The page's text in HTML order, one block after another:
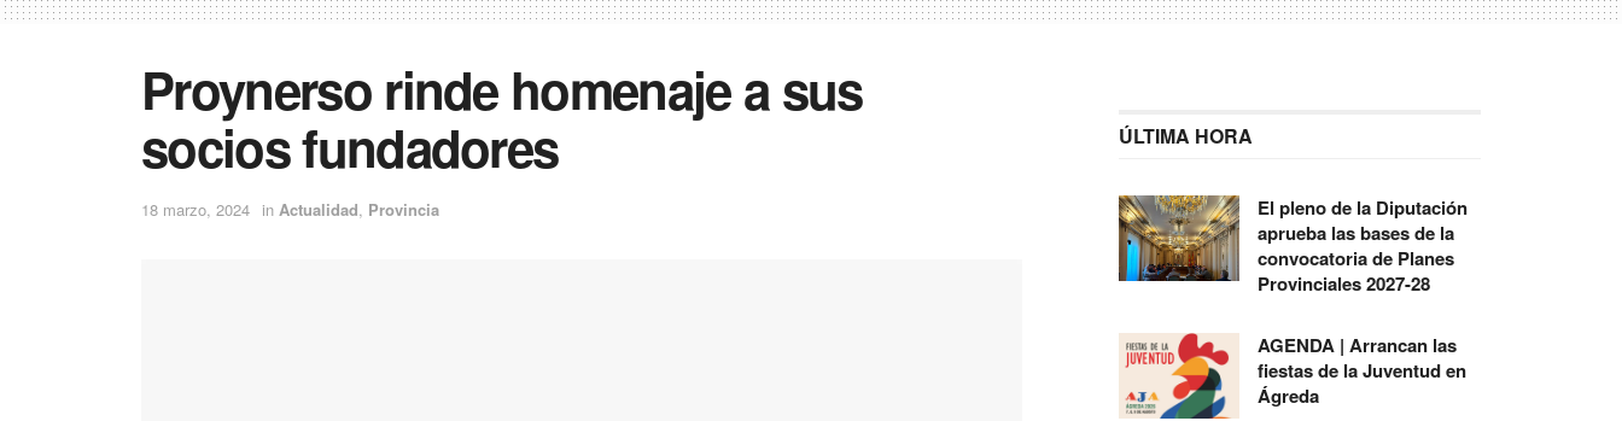
Proynerso rinde homenaje a sus
socios fundadores
18 marzo, 2024 in Actualidad, Provincia
ÚLTIMA HORA
El pleno de la Diputación
aprueba las bases de la
convocatoria de Planes
Provinciales 2027-28
AGENDA | Arrancan las
fiestas de la Juventud en
Ágreda